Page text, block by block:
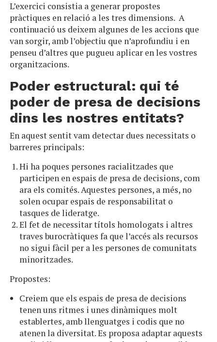
L’exercici consistia a generar propostes
pràctiques en relació a les tres dimensions. A
continuació us deixem algunes de les accions que
van sorgir, amb l’objectiu que n’aprofundiu i en
penseu d’altres que pugueu aplicar en les vostres
organitzacions.
Poder estructural: qui té
poder de presa de decisions
dins les nostres entitats?
En aquest sentit vam detectar dues necessitats o
barreres principals:
Hi ha poques persones racialitzades que
participen en espais de presa de decisions, com
ara els comités. Aquestes persones, a més, no
solen ocupar espais de responsabilitat o
tasques de lideratge.
El fet de necessitar títols homologats i altres
traves burocràtiques fa que l’accés als recursos
no sigui fàcil per a les persones de comunitats
minoritzades.
Propostes:
Creiem que els espais de presa de decisions
tenen uns ritmes i unes dinàmiques molt
establertes, amb llenguatges i codis que no
atenen la diversitat. Es proposa adaptar aquests